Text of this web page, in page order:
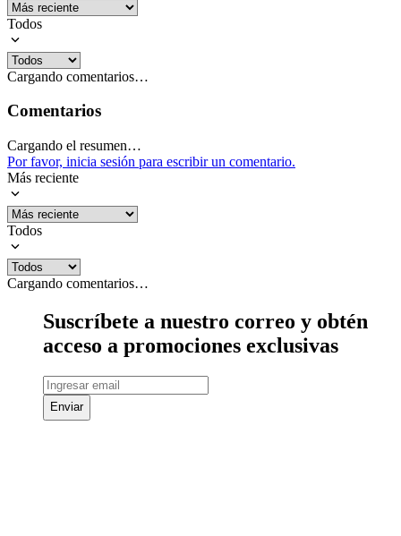
Todos
Cargando comentarios…
Comentarios
Cargando el resumen…
Por favor, inicia sesión para escribir un comentario.
Más reciente
Todos
Cargando comentarios…
Suscríbete a nuestro correo y obtén
acceso a promociones exclusivas
Enviar